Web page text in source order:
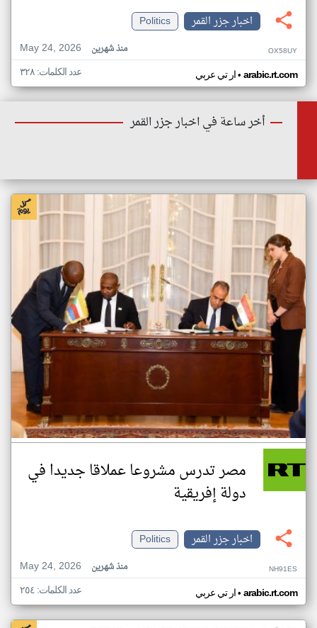
اخبار جزر القمر
Politics
May 24, 2026
منذ شهرين OX58UY
ار تي عربي• arabic.rt.com عدد الكلمات: ٣٢٨
أخر ساعة في اخبار جزر القمر
مصر تدرس مشروعا عملاقا جديدا في
دولة إفريقية
اخبار جزر القمر
Politics
May 24, 2026
منذ شهرين NH91ES
ار تي عربي• arabic.rt.com عدد الكلمات: ٢٥٤